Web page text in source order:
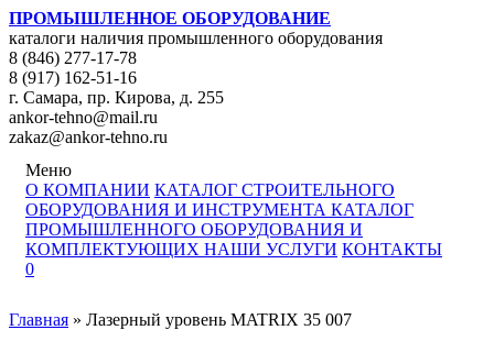
ПРОМЫШЛЕННОЕ ОБОРУДОВАНИЕ
каталоги наличия промышленного оборудования
8 (846) 277-17-78
8 (917) 162-51-16
г. Самара, пр. Кирова, д. 255
ankor-tehno@mail.ru
zakaz@ankor-tehno.ru
Меню
О КОМПАНИИ КАТАЛОГ СТРОИТЕЛЬНОГО
ОБОРУДОВАНИЯ И ИНСТРУМЕНТА КАТАЛОГ
ПРОМЫШЛЕННОГО ОБОРУДОВАНИЯ И
КОМПЛЕКТУЮЩИХ НАШИ УСЛУГИ КОНТАКТЫ
0
Главная » Лазерный уровень MATRIX 35 007